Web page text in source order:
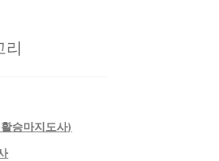
리
승마지도사)